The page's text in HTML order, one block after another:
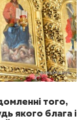
того,
якого блага і